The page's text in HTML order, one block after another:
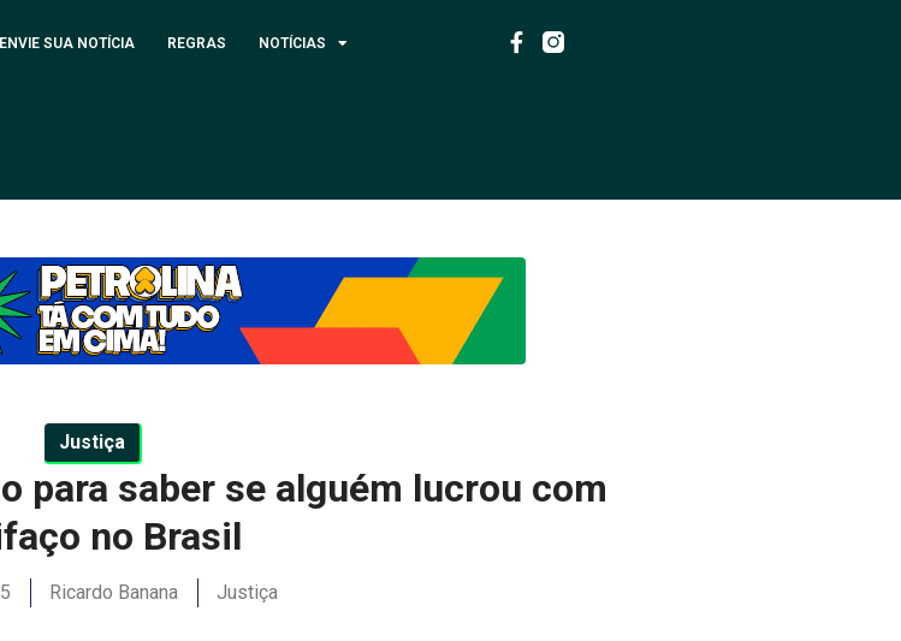
ENVIE SUA NOTÍCIA REGRAS NOTÍCIAS
Justiça
para saber se alguém lucrou com
no Brasil
Ricardo Banana Justiça